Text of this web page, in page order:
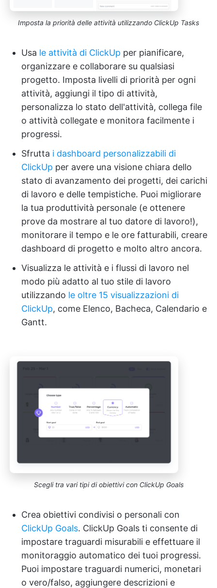
Imposta la priorità delle attività utilizzando ClickUp Tasks
Usa le attività di ClickUp per pianificare,
organizzare e collaborare su qualsiasi
progetto. Imposta livelli di priorità per ogni
attività, aggiungi il tipo di attività,
personalizza lo stato dell'attività, collega file
o attività collegate e monitora facilmente i
progressi.
Sfrutta i dashboard personalizzabili di
ClickUp per avere una visione chiara dello
stato di avanzamento dei progetti, dei carichi
di lavoro e delle tempistiche. Puoi migliorare
la tua produttività personale (e ottenere
prove da mostrare al tuo datore di lavoro!),
monitorare il tempo e le ore fatturabili, creare
dashboard di progetto e molto altro ancora.
Visualizza le attività e i flussi di lavoro nel
modo più adatto al tuo stile di lavoro
utilizzando le oltre 15 visualizzazioni di
ClickUp, come Elenco, Bacheca, Calendario e
Gantt.
Scegli tra vari tipi di obiettivi con ClickUp Goals
Crea obiettivi condivisi o personali con
ClickUp Goals. ClickUp Goals ti consente di
impostare traguardi misurabili e effettuare il
monitoraggio automatico dei tuoi progressi.
Puoi impostare traguardi numerici, monetari
o vero/falso, aggiungere descrizioni e